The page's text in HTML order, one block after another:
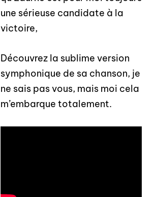
une sérieuse candidate à la
victoire,
Découvrez la sublime version
symphonique de sa chanson, je
ne sais pas vous, mais moi cela
m’embarque totalement.